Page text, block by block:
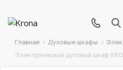
Главная Духовые шкафы
Электрический духовой шкаф